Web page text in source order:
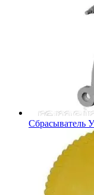
Сбрасыватель